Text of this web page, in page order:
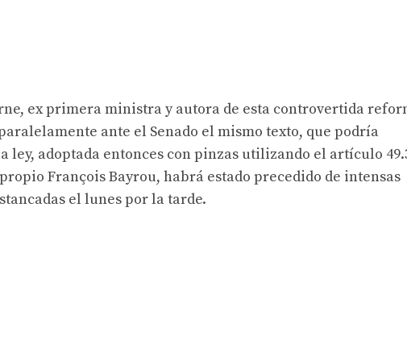
ex primera ministra y autora de esta controvertida
ante el Senado el mismo texto, que podría
ley, adoptada entonces con pinzas utilizando el artículo
François Bayrou, habrá estado precedido de intensas
el lunes por la tarde.